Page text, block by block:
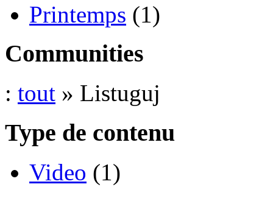
Printemps (1)
Communities
: tout » Listuguj
Type de contenu
Video (1)